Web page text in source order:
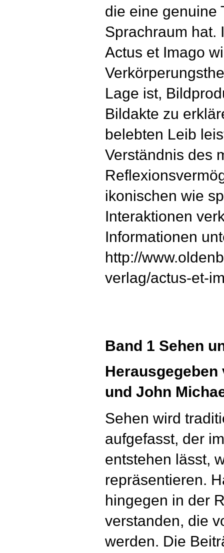
die eine genuine
Sprachraum hat.
Actus et Imago
Lage ist,
Bildakte zu
belebten Leib
Verständnis des
ikonischen wie
Interaktionen
Informationen
http://
verlag/actus-et-
Band 1 Sehen
und John
Sehen wird
aufgefasst, der
entstehen lässt,
repräsentieren.
hingegen in der
verstanden, die
werden. Die